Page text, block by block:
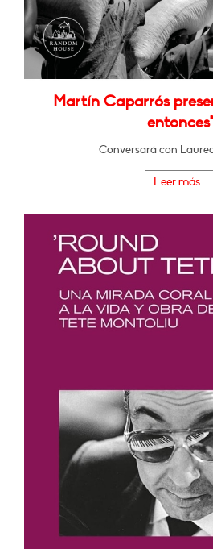
Martín Caparrós
entonces"
Conversará con
Leer más...